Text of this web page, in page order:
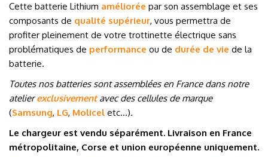
Cette batterie Lithium améliorée par son assemblage et ses
composants de qualité supérieur, vous permettra de
profiter pleinement de votre trottinette électrique sans
problématiques de performance ou de durée de vie de la
batterie.
Toutes nos batteries sont assemblées en France dans notre
atelierexclusivementavec des cellules de marque
(Samsung, LG, Molicel etc…).
Le chargeur est vendu séparément. Livraison en France
métropolitaine, Corse et union européenne uniquement.